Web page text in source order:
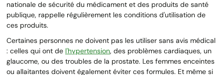
nationale de sécurité du médicament et des produits de santé
publique, rappelle régulièrement les conditions d'utilisation de
ces produits.
Certaines personnes ne doivent pas les utiliser sans avis médical
: celles qui ont de l'hypertension, des problèmes cardiaques, un
glaucome, ou des troubles de la prostate. Les femmes enceintes
ou allaitantes doivent également éviter ces formules. Et même si